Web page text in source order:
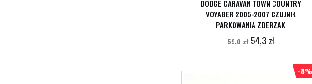
DODGE CARAVAN TOWN COUNTRY
VOYAGER 2005-2007 CZUJNIK
PARKOWANIA ZDERZAK
59,0 zł 54,3 zł
-8%